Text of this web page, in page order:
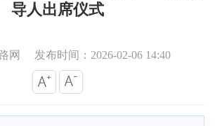
导人出席仪式
网 发布时间：2026-02-06 14:40